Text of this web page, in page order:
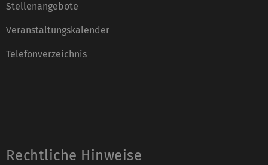
Stellenangebote
Veranstaltungskalender
Telefonverzeichnis
Rechtliche Hinweise